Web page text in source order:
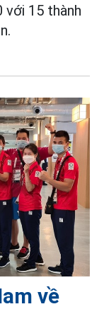
với 15 thành
về